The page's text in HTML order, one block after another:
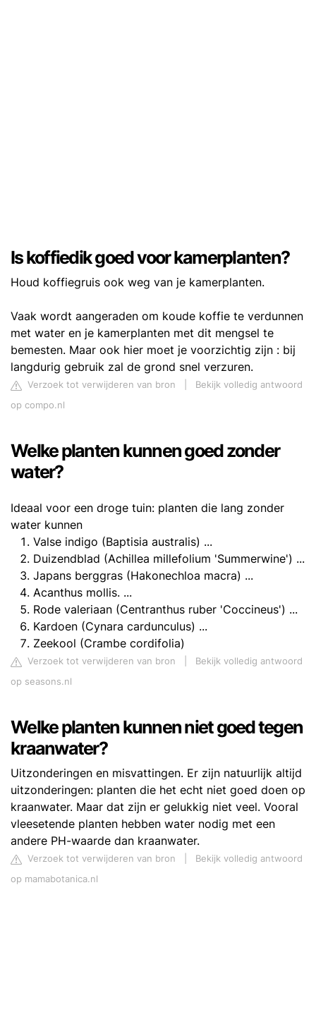
Is koffiedik goed voor kamerplanten?
Houd koffiegruis ook weg van je kamerplanten.
Vaak wordt aangeraden om koude koffie te verdunnen
met water en je kamerplanten met dit mengsel te
bemesten. Maar ook hier moet je voorzichtig zijn : bij
langdurig gebruik zal de grond snel verzuren.
Verzoek tot verwijderen van bron
Bekijk volledig antwoord
op compo.nl
Welke planten kunnen goed zonder
water?
Ideaal voor een droge tuin: planten die lang zonder
water kunnen
Valse indigo (Baptisia australis) ...
Duizendblad (Achillea millefolium 'Summerwine') ...
Japans berggras (Hakonechloa macra) ...
Acanthus mollis. ...
Rode valeriaan (Centranthus ruber 'Coccineus') ...
Kardoen (Cynara cardunculus) ...
Zeekool (Crambe cordifolia)
Verzoek tot verwijderen van bron
Bekijk volledig antwoord
op seasons.nl
Welke planten kunnen niet goed tegen
kraanwater?
Uitzonderingen en misvattingen. Er zijn natuurlijk altijd
uitzonderingen: planten die het echt niet goed doen op
kraanwater. Maar dat zijn er gelukkig niet veel. Vooral
vleesetende planten hebben water nodig met een
andere PH-waarde dan kraanwater.
Verzoek tot verwijderen van bron
Bekijk volledig antwoord
op mamabotanica.nl